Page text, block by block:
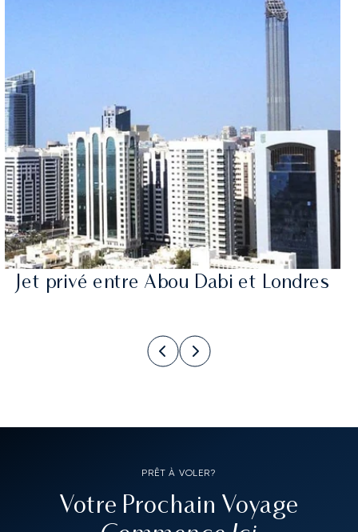
Jet privé entre Abou Dabi et Londres
PRÊT À VOLER?
Votre Prochain Voyage